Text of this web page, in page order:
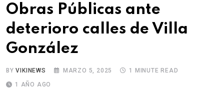
Obras Públicas ante
deterioro calles de Villa
González
BYVIKINEWS MARZO 5, 2025
1 MINUTE READ
1 AÑO AGO